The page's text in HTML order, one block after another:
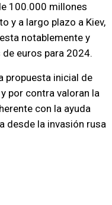
100.000 millones
y a largo plazo a Kiev,
notablemente y
euros para 2024.
propuesta inicial de
por contra valoran la
con la ayuda
desde la invasión rusa